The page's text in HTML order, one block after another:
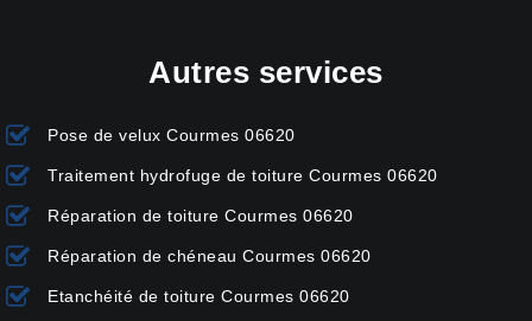
Autres services
Pose de velux Courmes 06620
Traitement hydrofuge de toiture Courmes 06620
Réparation de toiture Courmes 06620
Réparation de chéneau Courmes 06620
Etanchéité de toiture Courmes 06620